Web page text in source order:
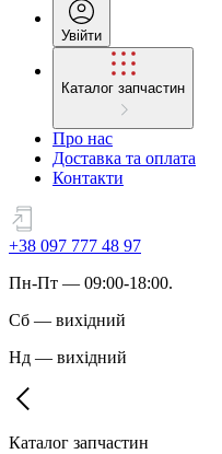
Увійти
Каталог запчастин
Про нас
Доставка та оплата
Контакти
+38 097 777 48 97
Пн-Пт — 09:00-18:00.
Сб — вихідний
Нд — вихідний
Каталог запчастин